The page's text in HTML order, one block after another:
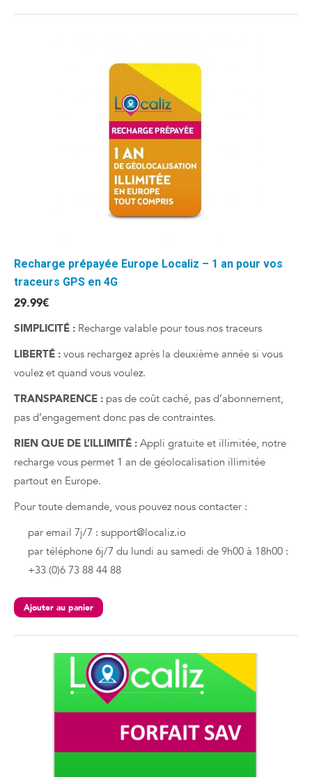
Recharge prépayée Europe Localiz – 1 an pour vos
traceurs GPS en 4G
29.99€
SIMPLICITÉ : Recharge valable pour tous nos traceurs
LIBERTÉ : vous rechargez après la deuxième année si vous
voulez et quand vous voulez.
TRANSPARENCE : pas de coût caché, pas d’abonnement,
pas d’engagement donc pas de contraintes.
RIEN QUE DE L’ILLIMITÉ : Appli gratuite et illimitée, notre
recharge vous permet 1 an de géolocalisation illimitée
partout en Europe.
Pour toute demande, vous pouvez nous contacter :
par email 7j/7 : support@localiz.io
par téléphone 6j/7 du lundi au samedi de 9h00 à 18h00 :
+33 (0)6 73 88 44 88
Ajouter au panier